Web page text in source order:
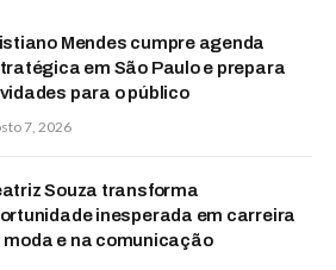
Mendes cumpre agenda
em São Paulo e prepara
para o público
7, 2026
Souza transforma
inesperada em carreira
moda e na comunicação